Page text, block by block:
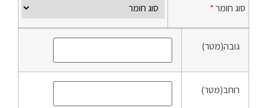
סוג חומר*
גובה(מטר)
רוחב(מטר)